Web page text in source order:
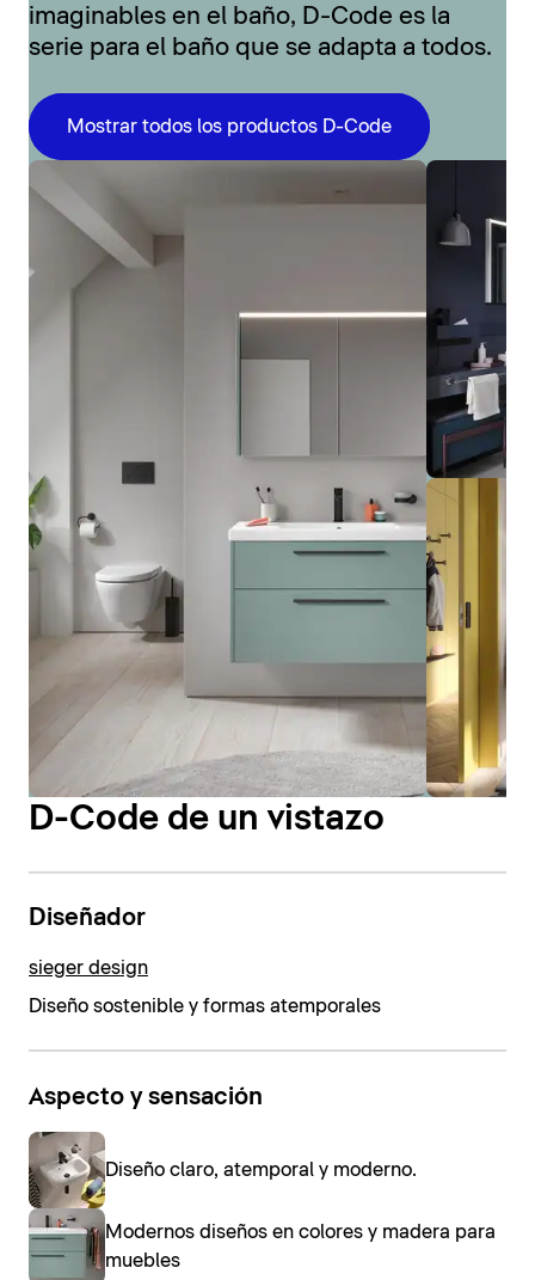
imaginables en el baño, D-Code es la
serie para el baño que se adapta a todos.
Mostrar todos los productos D-Code
D-Code de un vistazo
Diseñador
sieger design
Diseño sostenible y formas atemporales
Aspecto y sensación
Diseño claro, atemporal y moderno.
Modernos diseños en colores y madera para
muebles